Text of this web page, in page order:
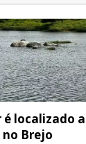
é localizado
no Brejo